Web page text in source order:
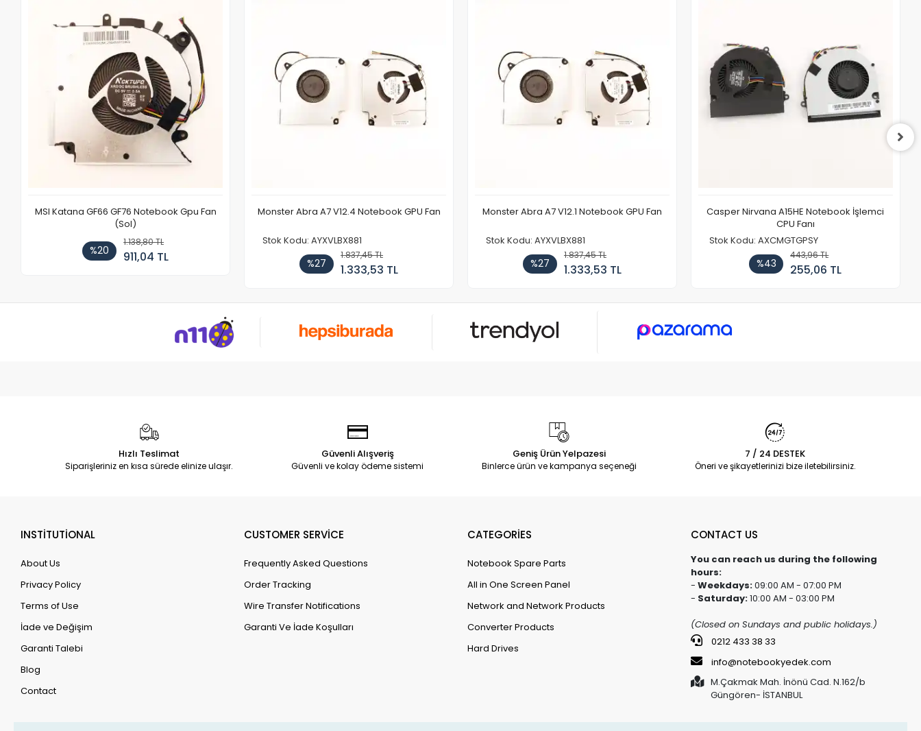
MSI Katana GF66 GF76 Notebook Gpu Fan
(Sol)
%20
1.138,80 TL
911,04 TL
Monster Abra A7 V12.4 Notebook GPU Fan
Stok Kodu: AYXVLBX881
%27
1.837,45 TL
1.333,53 TL
Monster Abra A7 V12.1 Notebook GPU Fan
Stok Kodu: AYXVLBX881
%27
1.837,45 TL
1.333,53 TL
Casper Nirvana A15HE Notebook İşlemci
CPU Fanı
Stok Kodu: AXCMGTGPSY
%43
443,96 TL
255,06 TL
Hızlı Teslimat
Siparişleriniz en kısa sürede elinize ulaşır.
Güvenli Alışveriş
Güvenli ve kolay ödeme sistemi
Geniş Ürün Yelpazesi
Binlerce ürün ve kampanya seçeneği
7 / 24 DESTEK
Öneri ve şikayetlerinizi bize iletebilirsiniz.
INSTİTUTİONAL
About Us
Privacy Policy
Terms of Use
İade ve Değişim
Garanti Talebi
Blog
Contact
CUSTOMER SERVİCE
Frequently Asked Questions
Order Tracking
Wire Transfer Notifications
Garanti Ve İade Koşulları
CATEGORİES
Notebook Spare Parts
All in One Screen Panel
Network and Network Products
Converter Products
Hard Drives
CONTACT US
You can reach us during the following
hours:
- Weekdays:09:00 AM - 07:00 PM
- Saturday:10:00 AM - 03:00 PM
(Closed on Sundays and public holidays.)
0212 433 38 33
info@notebookyedek.com
M.Çakmak Mah. İnönü Cad. N.162/b
Güngören- İSTANBUL